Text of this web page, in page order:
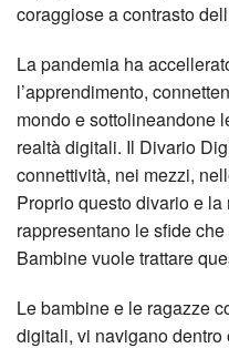
coraggiose a contrasto
La pandemia ha
l’apprendimento,
mondo e sottolineandone
realtà digitali. Il Divario
connettività, nei mezzi,
Proprio questo divario e
rappresentano le sfide
Bambine vuole trattare
Le bambine e le ragazze
digitali, vi navigano